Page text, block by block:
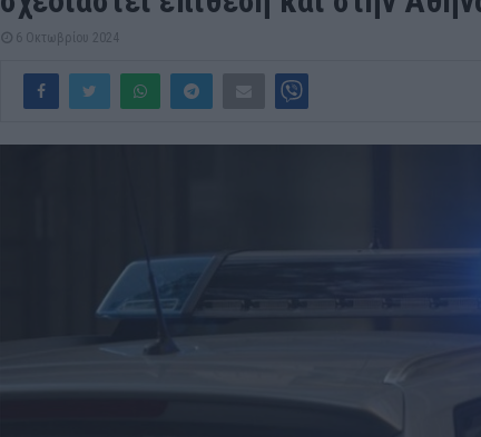
6 Οκτωβρίου 2024